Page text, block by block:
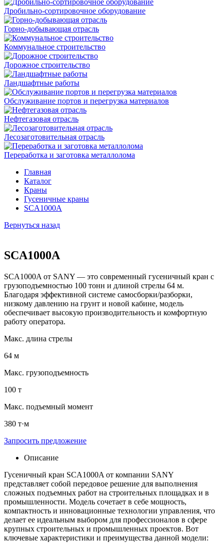
Дробильно-сортировочное оборудование
Горно-добывающая отрасль
Коммунальное строительство
Дорожное строительство
Ландшафтные работы
Обслуживание портов и перегрузка материалов
Нефтегазовая отрасль
Лесозаготовительная отрасль
Переработка и заготовка металлолома
Главная
Каталог
Краны
Гусеничные краны
SCA1000A
Вернуться назад
SCA1000A
SCA1000A от SANY — это современный гусеничный кран с
грузоподъемностью 100 тонн и длиной стрелы 64 м.
Благодаря эффективной системе самосборки/разборки,
низкому давлению на грунт и новой кабине, модель
обеспечивает высокую производительность и комфортную
работу оператора.
Макс. длина стрелы
64 м
Макс. грузоподъемность
100 т
Макс. подъемный момент
380 т·м
Запросить предложение
Описание
Гусеничный кран SCA1000A от компании SANY
представляет собой передовое решение для выполнения
сложных подъемных работ на строительных площадках и в
промышленности. Модель сочетает в себе мощность,
компактность и инновационные технологии управления, что
делает ее идеальным выбором для профессионалов в сфере
крупных строительных и промышленных проектов. Вот
ключевые характеристики и преимущества данной модели: